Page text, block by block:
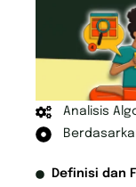
Analisis
Definisi dan